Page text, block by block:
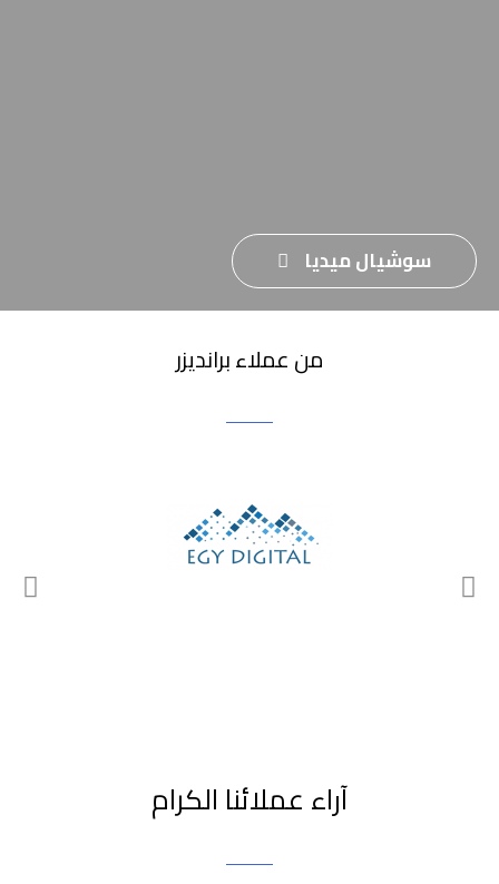
سوشيال ميديا
من عملاء برانديزر
آراء عملائنا الكرام